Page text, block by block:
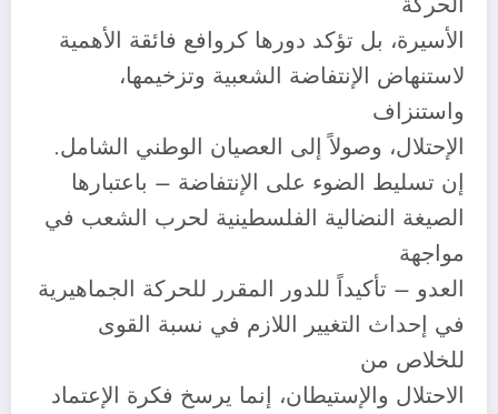
الأسيرة، بل تؤكد دورها كروافع فائقة الأهمية
لاستنهاض الإنتفاضة الشعبية وتزخيمها،
واستنزاف
الإحتلال، وصولاً إلى العصيان الوطني الشامل.
إن تسليط الضوء على الإنتفاضة – باعتبارها
الصيغة النضالية الفلسطينية لحرب الشعب في
مواجهة
العدو – تأكيداً للدور المقرر للحركة الجماهيرية
في إحداث التغيير اللازم في نسبة القوى
للخلاص من
الاحتلال والإستيطان، إنما يرسخ فكرة الإعتماد